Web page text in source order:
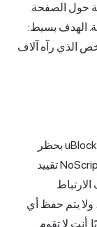
الصفحة.
الهدف بسيط:
رآه آلاف
الإعدادات الافتراضية فعّالة للغاية. يقوم uBlock Origin بحظر
الإعلانات وأدوات التتبع الخارجية. كما يُمكن لـ NoScript تقييد
يتم حفظ أي
لا تقوم